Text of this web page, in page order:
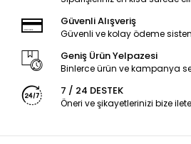
Güvenli Alışveriş
Güvenli ve kolay ödeme
Geniş Ürün Yelpazesi
Binlerce ürün ve kampanya
7 / 24 DESTEK
Öneri ve şikayetlerinizi bize